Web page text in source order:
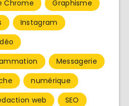
Chrome
Graphisme
Instagram
Messagerie
numérique
web
SEO